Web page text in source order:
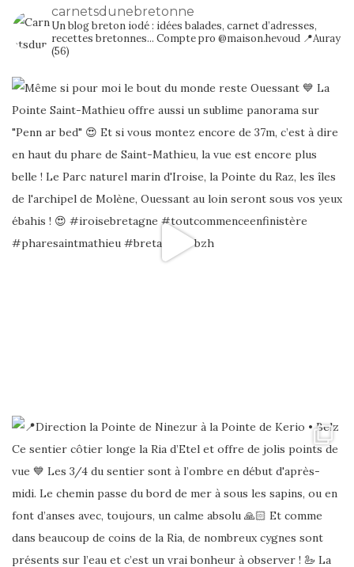
carnetsdunebretonne
Un blog breton iodé : idées balades, carnet d’adresses,
recettes bretonnes... Compte pro @maison.hevoud 📍Auray
(56)